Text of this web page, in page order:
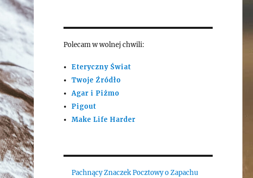
Polecam w wolnej chwili:
Eteryczny Świat
Twoje Źródło
Agar i Piżmo
Pigout
Make Life Harder
Pachnący Znaczek Pocztowy o Zapachu